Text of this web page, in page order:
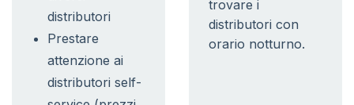
distributori
Prestare
attenzione ai
distributori self-
trovare i
distributori con
orario notturno.